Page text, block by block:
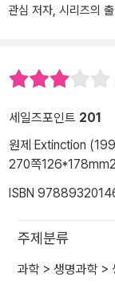
관심 저자, 시리즈의
세일즈포인트 201
원제 Extinction
270쪽126*178mm
ISBN
주제분류
과학 > 생명과학 >